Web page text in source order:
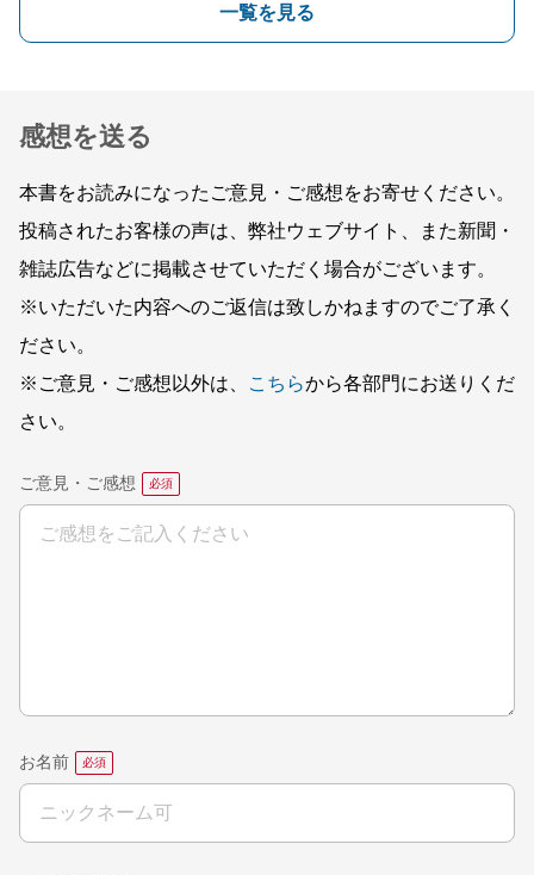
一覧を見る
感想を送る
本書をお読みになったご意見・ご感想をお寄せください。
投稿されたお客様の声は、弊社ウェブサイト、また新聞・
雑誌広告などに掲載させていただく場合がございます。
※いただいた内容へのご返信は致しかねますのでご了承く
ださい。
※ご意見・ご感想以外は、
こちらから各部門にお送りくだ
さい。
ご意見・ご感想
お名前